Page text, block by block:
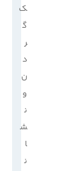
ک
گ
ر
د
ن
و
ن
ش
ا
ن